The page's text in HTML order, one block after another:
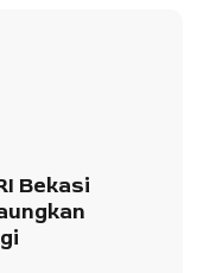
Bekasi